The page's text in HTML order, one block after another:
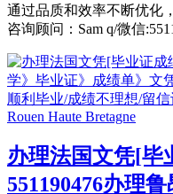
通过品质和效率不断优化
咨询顾问：Sam q/微信
办理法国文凭[毕
551190476办理